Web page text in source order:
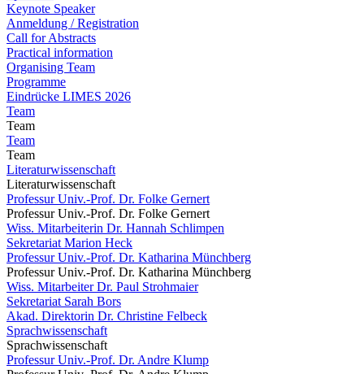
Keynote Speaker
Anmeldung / Registration
Call for Abstracts
Practical information
Organising Team
Programme
Eindrücke LIMES 2026
Team
Team
Team
Team
Literaturwissenschaft
Literaturwissenschaft
Professur Univ.-Prof. Dr. Folke Gernert
Professur Univ.-Prof. Dr. Folke Gernert
Wiss. Mitarbeiterin Dr. Hannah Schlimpen
Sekretariat Marion Heck
Professur Univ.-Prof. Dr. Katharina Münchberg
Professur Univ.-Prof. Dr. Katharina Münchberg
Wiss. Mitarbeiter Dr. Paul Strohmaier
Sekretariat Sarah Bors
Akad. Direktorin Dr. Christine Felbeck
Sprachwissenschaft
Sprachwissenschaft
Professur Univ.-Prof. Dr. Andre Klump